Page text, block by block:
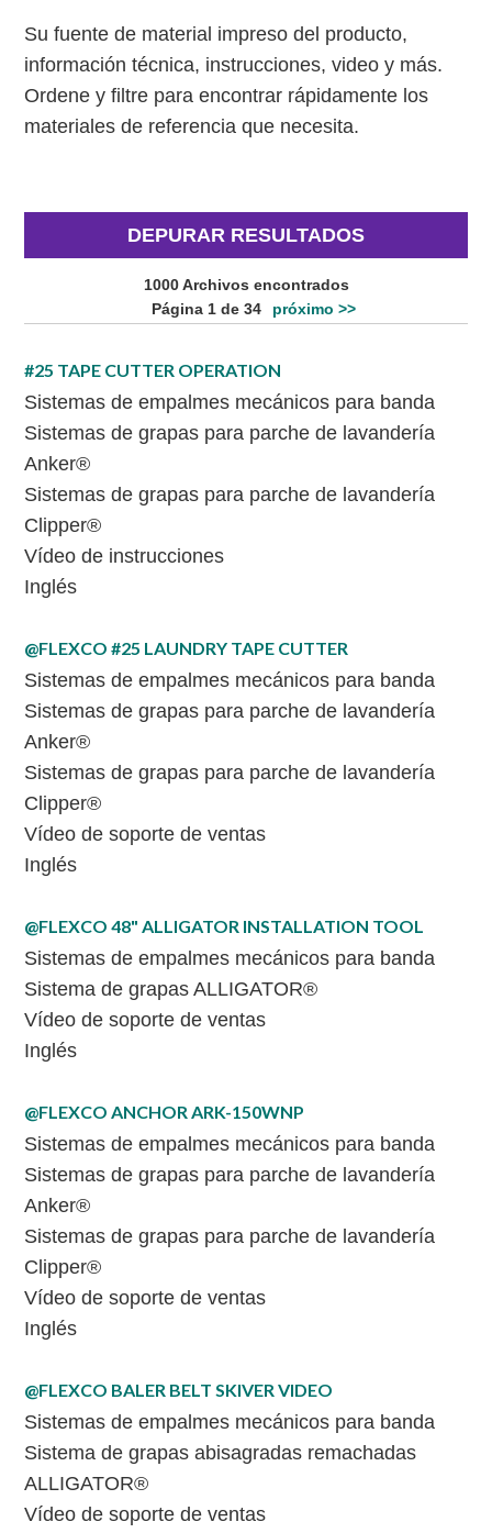
Su fuente de material impreso del producto,
información técnica, instrucciones, video y más.
Ordene y filtre para encontrar rápidamente los
materiales de referencia que necesita.
DEPURAR RESULTADOS
1000 Archivos encontrados
Página 1 de 34
próximo >>
#25 TAPE CUTTER OPERATION
Sistemas de empalmes mecánicos para banda
Sistemas de grapas para parche de lavandería
Anker®
Sistemas de grapas para parche de lavandería
Clipper®
Vídeo de instrucciones
Inglés
@FLEXCO #25 LAUNDRY TAPE CUTTER
Sistemas de empalmes mecánicos para banda
Sistemas de grapas para parche de lavandería
Anker®
Sistemas de grapas para parche de lavandería
Clipper®
Vídeo de soporte de ventas
Inglés
@FLEXCO 48" ALLIGATOR INSTALLATION TOOL
Sistemas de empalmes mecánicos para banda
Sistema de grapas ALLIGATOR®
Vídeo de soporte de ventas
Inglés
@FLEXCO ANCHOR ARK-150WNP
Sistemas de empalmes mecánicos para banda
Sistemas de grapas para parche de lavandería
Anker®
Sistemas de grapas para parche de lavandería
Clipper®
Vídeo de soporte de ventas
Inglés
@FLEXCO BALER BELT SKIVER VIDEO
Sistemas de empalmes mecánicos para banda
Sistema de grapas abisagradas remachadas
ALLIGATOR®
Vídeo de soporte de ventas